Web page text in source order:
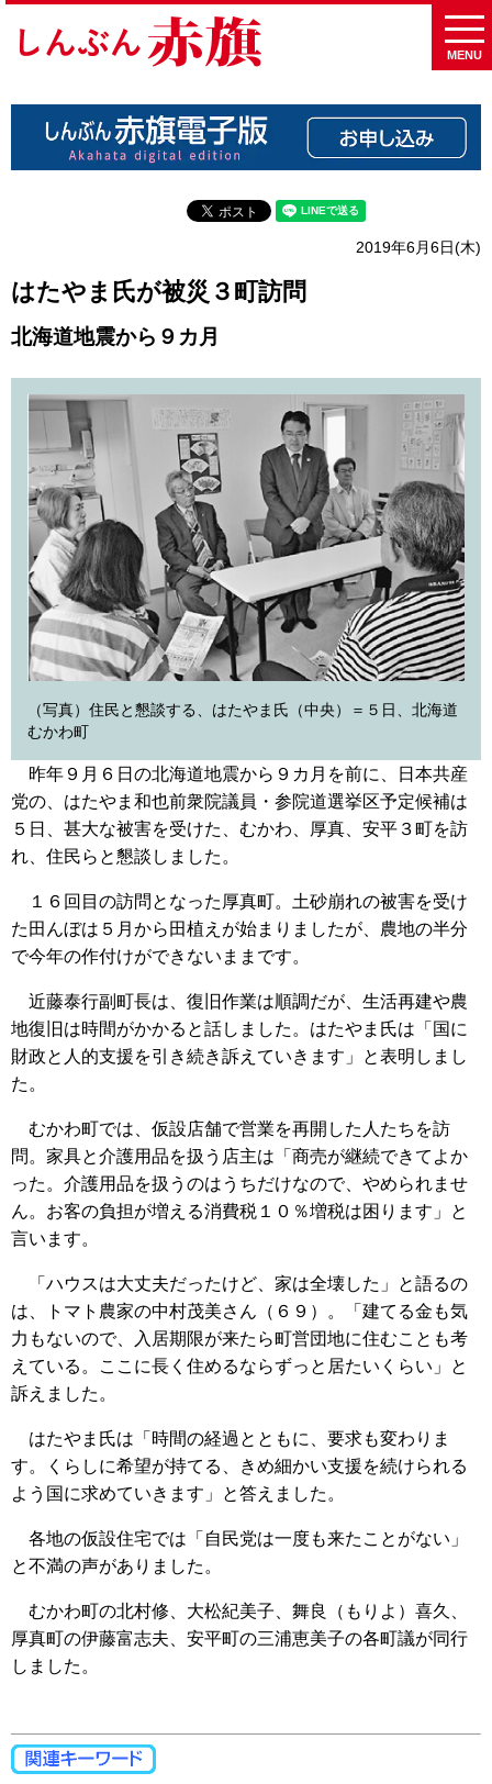
MENU
2019年6月6日(木)
はたやま氏が被災３町訪問
北海道地震から９カ月
（写真）住民と懇談する、はたやま氏（中央）＝５日、北海道
むかわ町
昨年９月６日の北海道地震から９カ月を前に、日本共産
党の、はたやま和也前衆院議員・参院道選挙区予定候補は
５日、甚大な被害を受けた、むかわ、厚真、安平３町を訪
れ、住民らと懇談しました。
１６回目の訪問となった厚真町。土砂崩れの被害を受け
た田んぼは５月から田植えが始まりましたが、農地の半分
で今年の作付けができないままです。
近藤泰行副町長は、復旧作業は順調だが、生活再建や農
地復旧は時間がかかると話しました。はたやま氏は「国に
財政と人的支援を引き続き訴えていきます」と表明しまし
た。
むかわ町では、仮設店舗で営業を再開した人たちを訪
問。家具と介護用品を扱う店主は「商売が継続できてよか
った。介護用品を扱うのはうちだけなので、やめられませ
ん。お客の負担が増える消費税１０％増税は困ります」と
言います。
「ハウスは大丈夫だったけど、家は全壊した」と語るの
は、トマト農家の中村茂美さん（６９）。「建てる金も気
力もないので、入居期限が来たら町営団地に住むことも考
えている。ここに長く住めるならずっと居たいくらい」と
訴えました。
はたやま氏は「時間の経過とともに、要求も変わりま
す。くらしに希望が持てる、きめ細かい支援を続けられる
よう国に求めていきます」と答えました。
各地の仮設住宅では「自民党は一度も来たことがない」
と不満の声がありました。
むかわ町の北村修、大松紀美子、舞良（もりよ）喜久、
厚真町の伊藤富志夫、安平町の三浦恵美子の各町議が同行
しました。